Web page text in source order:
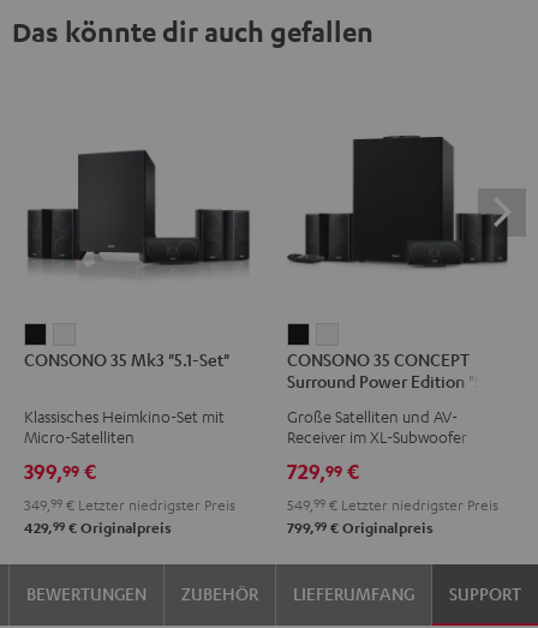
Das könnte dir auch gefallen
35
"5.1-
Schwarz
35
"5.1-
Weiß
CONSONO 35 Mk3 "5.1-Set"
Klassisches Heimkino-Set mit
Micro-Satelliten
399,99 €
349, 99 € Letzter niedrigster Preis
429,99 € Originalpreis
35
CONCEPT
Surround
Edition
"5.1-
Set"
Schwarz
35
CONCEPT
Surround
Edition
"5.1-
Set"
Weiß
CONSONO 35 CONCEPT
Surround Power Edition "5.1-
Große Satelliten und AV-
Receiver im XL-Subwoofer
729,99 €
549, 99 € Letzter niedrigster Preis
799,99 € Originalpreis
BEWERTUNGEN ZUBEHÖR LIEFERUMFANG SUPPORT